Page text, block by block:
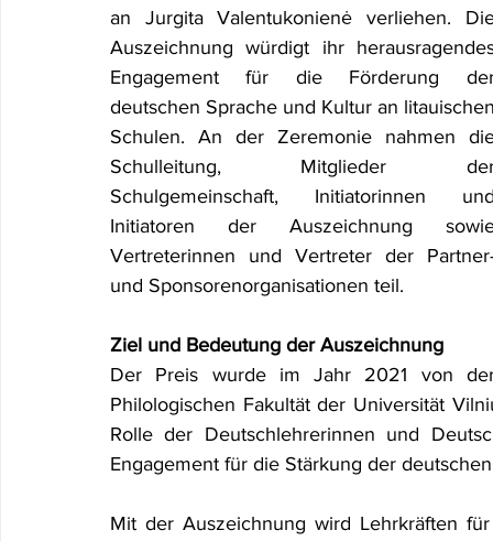
an Jurgita Valentukonienė verliehen.
Auszeichnung würdigt ihr
Engagement für die Förderung
deutschen Sprache und Kultur an
Schulen. An der Zeremonie nahmen
Schulleitung, Mitglieder
Schulgemeinschaft, Initiatorinnen
Initiatoren der Auszeichnung
Vertreterinnen und Vertreter der
und Sponsorenorganisationen teil.
Ziel und Bedeutung der Auszeichnung
Der Preis wurde im Jahr 2021 von
Philologischen Fakultät der Universität
Rolle der Deutschlehrerinnen und
Engagement für die Stärkung der
Mit der Auszeichnung wird Lehrkräften